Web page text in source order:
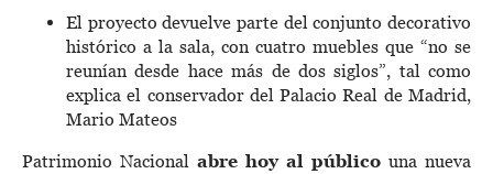
El proyecto devuelve parte del conjunto decorativo
histórico a la sala, con cuatro muebles que “no se
reunían desde hace más de dos siglos”, tal como
explica el conservador del Palacio Real de Madrid,
Mario Mateos
Patrimonio Nacional abre hoy al público una nueva